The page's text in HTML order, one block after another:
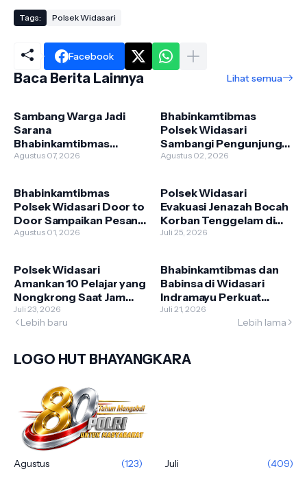
Tags: Polsek Widasari
Facebook
Baca Berita Lainnya Lihat semua
Sambang Warga Jadi
Sarana
Bhabinkamtibmas
Polsek Widasari
Agustus 07, 2026
Bhabinkamtibmas
Polsek Widasari
Sambangi Pengunjung
Objek Wisata,
Agustus 02, 2026
Bhabinkamtibmas
Polsek Widasari Door to
Door Sampaikan Pesan
Kamtibmas Kepada
Agustus 01, 2026
Polsek Widasari
Evakuasi Jenazah Bocah
Korban Tenggelam di
Sungai Cipelang
Juli 25, 2026
Polsek Widasari
Amankan 10 Pelajar yang
Nongkrong Saat Jam
Sekolah
Juli 23, 2026
Bhabinkamtibmas dan
Babinsa di Widasari
Indramayu Perkuat
Sinergi Lewat Patroli
Sambang Warga
Juli 21, 2026
Lebih baru Lebih lama
LOGO HUT BHAYANGKARA
Agustus (123) Juli (409)